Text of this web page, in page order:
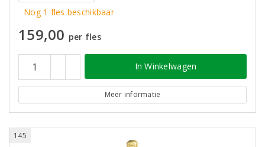
Nog 1 fles beschikbaar
159,00 per fles
In Winkelwagen
Meer informatie
145